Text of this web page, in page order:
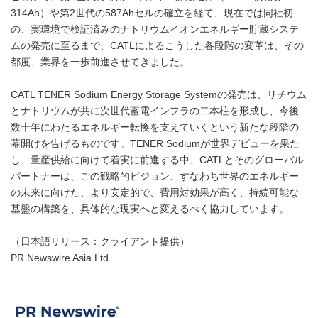
314Ah）や第2世代の587Ahセルの確立を経て、現在では同社初
の、実環境で検証済みのナトリウムイオンエネルギー貯蔵システ
ムの発売に至るまで、CATLによるこうした各段階の変革は、その
都度、業界を一歩前進させてきました。
CATL TENER Sodium Energy Storage Systemの発売は、リチウム
とナトリウムが共に次世代蓄電インフラの二本柱を形成し、今後
数十年にわたるエネルギー転換を支えていくという新たな段階の
幕開けを告げるものです。TENER Sodiumが世界デビューを果た
し、量産供給に向けて着実に前進する中、CATLとそのグローバル
パートナーは、この戦略的ビジョン、すなわち世界のエネルギー
の未来に向けた、より安定的で、費用対効果が高く、持続可能な
基盤の構築を、具体的な現実へと変えるべく協力しています。
（日本語リリース：クライアント提供）
PR Newswire Asia Ltd.